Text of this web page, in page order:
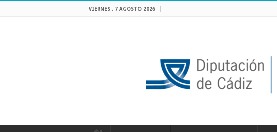
VIERNES , 7 AGOSTO 2026